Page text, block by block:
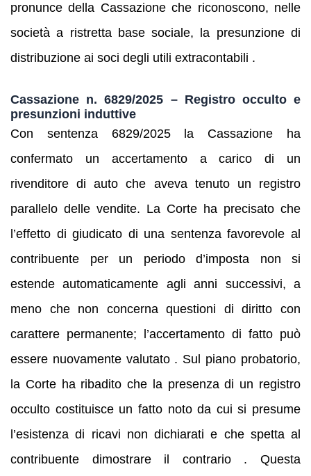
pronunce della Cassazione che riconoscono, nelle
società a ristretta base sociale, la presunzione di
distribuzione ai soci degli utili extracontabili .
Cassazione n. 6829/2025 – Registro occulto e
presunzioni induttive
Con sentenza 6829/2025 la Cassazione ha
confermato un accertamento a carico di un
rivenditore di auto che aveva tenuto un registro
parallelo delle vendite. La Corte ha precisato che
l’effetto di giudicato di una sentenza favorevole al
contribuente per un periodo d’imposta non si
estende automaticamente agli anni successivi, a
meno che non concerna questioni di diritto con
carattere permanente; l’accertamento di fatto può
essere nuovamente valutato . Sul piano probatorio,
la Corte ha ribadito che la presenza di un registro
occulto costituisce un fatto noto da cui si presume
l’esistenza di ricavi non dichiarati e che spetta al
contribuente dimostrare il contrario . Questa